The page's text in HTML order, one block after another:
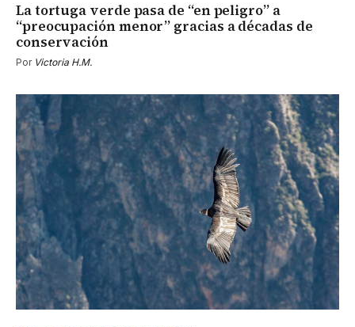
La tortuga verde pasa de “en peligro” a
“preocupación menor” gracias a décadas de
conservación
Por Victoria H.M.